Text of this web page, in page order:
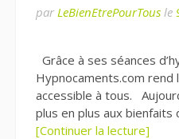
par LeBienEtrePourTous le
Grâce à ses séances
Hypnocaments.com rend
accessible à tous.
plus en plus aux bienfaits
[Continuer la lecture]